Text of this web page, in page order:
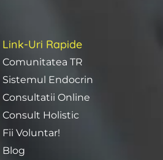
Link-Uri Rapide
Comunitatea TR
Sistemul Endocrin
Consultatii Online
Consult Holistic
Fii Voluntar!
Blog